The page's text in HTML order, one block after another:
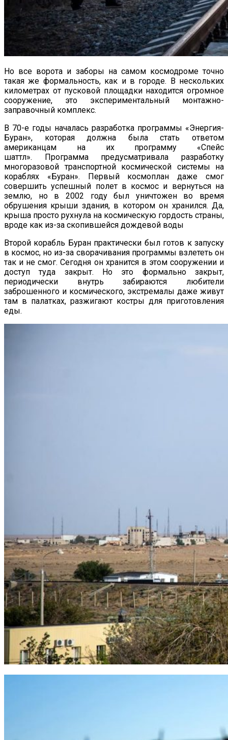
Но все ворота и заборы на самом космодроме точно
такая же формальность, как и в городе. В нескольких
километрах от пусковой площадки находится огромное
сооружение, это экспериментальный монтажно-
заправочный комплекс.
В 70-е годы началась разработка программы «Энергия-
Буран», которая должна была стать ответом
американцам на их программу «Спейс
шаттл». Программа предусматривала разработку
многоразовой транспортной космической системы на
кораблях «Буран». Первый космоплан даже смог
совершить успешный полет в космос и вернуться на
землю, но в 2002 году был уничтожен во время
обрушения крыши здания, в котором он хранился. Да,
крыша просто рухнула на космическую гордость страны,
вроде как из-за скопившейся дождевой воды
Второй корабль Буран практически был готов к запуску
в космос, но из-за сворачивания программы взлететь он
так и не смог. Сегодня он хранится в этом сооружении и
доступ туда закрыт. Но это формально закрыт,
периодически внутрь забираются любители
заброшенного и космического, экстремалы даже живут
там в палатках, разжигают костры для приготовления
еды.